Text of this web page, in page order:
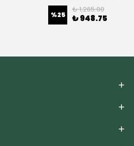
%25
₺ 1,265.00
₺ 948.75